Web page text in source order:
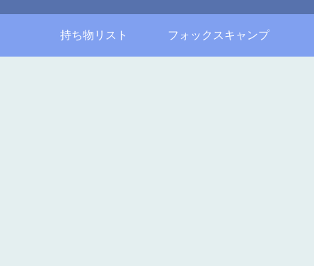
持ち物リスト フォックスキャンプ